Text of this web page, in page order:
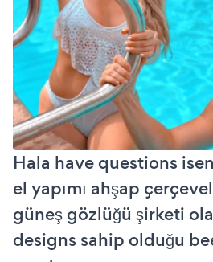
Hala have questions
el yapımı ahşap
güneş gözlüğü şirketi
designs sahip olduğu